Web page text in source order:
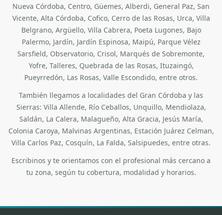
Nueva Córdoba, Centro, Güemes, Alberdi, General Paz, San
Vicente, Alta Córdoba, Cofico, Cerro de las Rosas, Urca, Villa
Belgrano, Argüello, Villa Cabrera, Poeta Lugones, Bajo
Palermo, Jardín, Jardín Espinosa, Maipú, Parque Vélez
Sarsfield, Observatorio, Crisol, Marqués de Sobremonte,
Yofre, Talleres, Quebrada de las Rosas, Ituzaingó,
Pueyrredón, Las Rosas, Valle Escondido, entre otros.
También llegamos a localidades del Gran Córdoba y las
Sierras: Villa Allende, Río Ceballos, Unquillo, Mendiolaza,
Saldán, La Calera, Malagueño, Alta Gracia, Jesús María,
Colonia Caroya, Malvinas Argentinas, Estación Juárez Celman,
Villa Carlos Paz, Cosquín, La Falda, Salsipuedes, entre otras.
Escribinos y te orientamos con el profesional más cercano a
tu zona, según tu cobertura, modalidad y horarios.